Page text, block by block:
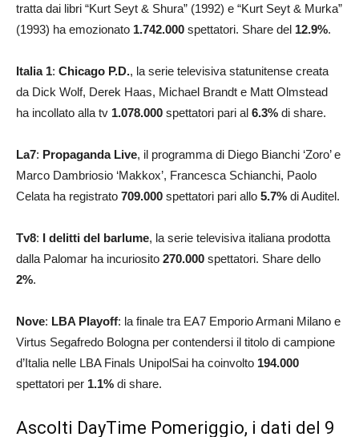
tratta dai libri “Kurt Seyt & Shura” (1992) e “Kurt Seyt & Murka”
(1993) ha emozionato 1.742.000 spettatori. Share del 12.9%.
Italia 1: Chicago P.D., la serie televisiva statunitense creata
da Dick Wolf, Derek Haas, Michael Brandt e Matt Olmstead
ha incollato alla tv 1.078.000 spettatori pari al 6.3% di share.
La7: Propaganda Live, il programma di Diego Bianchi ‘Zoro’ e
Marco Dambriosio ‘Makkox’, Francesca Schianchi, Paolo
Celata ha registrato 709.000 spettatori pari allo 5.7% di Auditel.
Tv8: I delitti del barlume, la serie televisiva italiana prodotta
dalla Palomar ha incuriosito 270.000 spettatori. Share dello
2%.
Nove: LBA Playoff: la finale tra EA7 Emporio Armani Milano e
Virtus Segafredo Bologna per contendersi il titolo di campione
d’Italia nelle LBA Finals UnipolSai ha coinvolto 194.000
spettatori per 1.1% di share.
Ascolti DayTime Pomeriggio, i dati del 9